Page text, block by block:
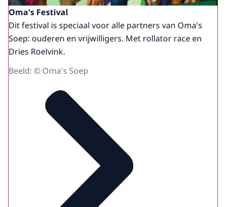
Oma's Festival
Dit festival is speciaal voor alle partners van Oma's
Soep: ouderen en vrijwilligers. Met rollator race en
Dries Roelvink.
Beeld: © Oma's Soep